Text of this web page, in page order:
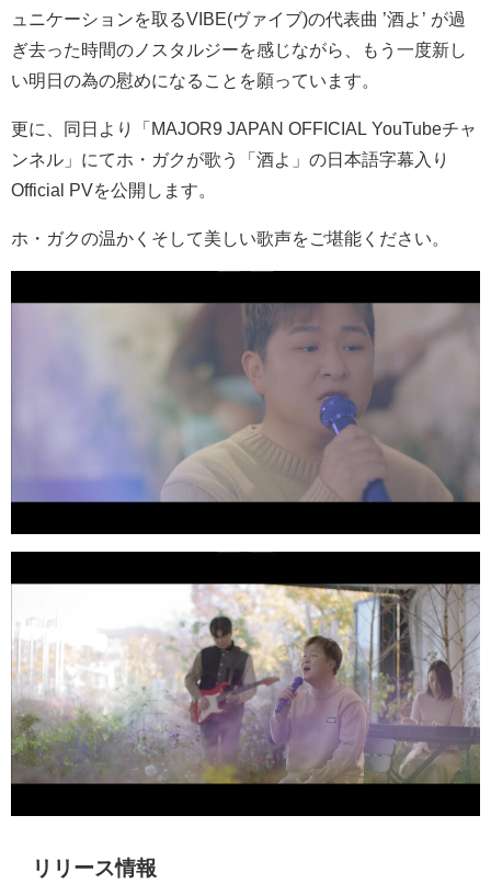
ュニケーションを取るVIBE(ヴァイブ)の代表曲 ’酒よ’ が過
ぎ去った時間のノスタルジーを感じながら、もう一度新し
い明日の為の慰めになることを願っています。
更に、同日より「MAJOR9 JAPAN OFFICIAL YouTubeチャ
ンネル」にてホ・ガクが歌う「酒よ」の日本語字幕入り
Official PVを公開します。
ホ・ガクの温かくそして美しい歌声をご堪能ください。
リリース情報